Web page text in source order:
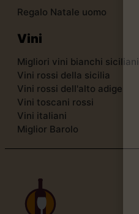
Regalo Natale uomo
Vini
Migliori vini bianchi siciliani
Vini rossi della sicilia
Vini rossi dell'alto adige
Vini toscani rossi
Vini italiani
Miglior Barolo